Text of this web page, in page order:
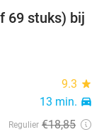
53%
69 stuks) bij
9.3 star
13 min. directions_car
Regulier €18,85